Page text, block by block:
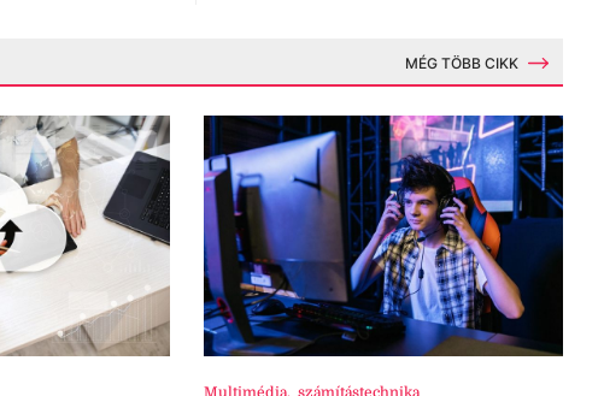
MÉG TÖBB CIKK
Multimédia, számítástechnika